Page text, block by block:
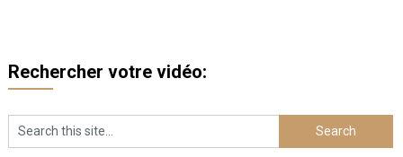
Rechercher votre vidéo: